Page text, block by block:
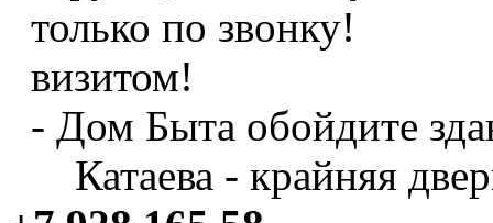
только по звонку!
визитом!
- Дом Быта обойдите
Катаева - крайняя